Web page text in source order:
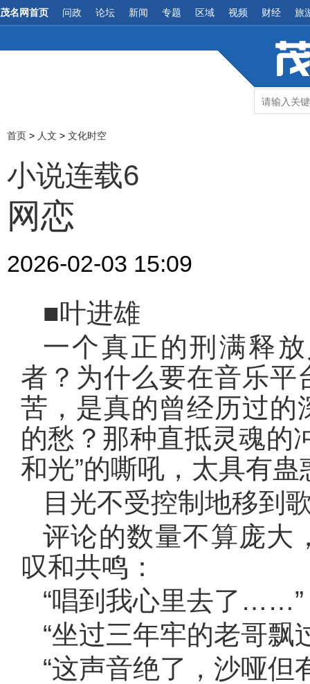
茂名网首页 问政 论坛 新闻 专题 区域 视频 财经 旅
首页 > 人文 > 文化时空
小说连载6
网恋
2026-02-03 15:09
■叶进雄
一个真正的刑满释
者？为什么要在音乐
苦，是真的曾经历过的
的愁？那种直抵灵魂的
和光”的嘶吼，太具有蛊
目光不受控制地移到
评论的数量不算庞大
叹和共鸣：
“唱到我心里去了……”
“坐过三年牢的老哥飘
“这声音绝了，沙哑但